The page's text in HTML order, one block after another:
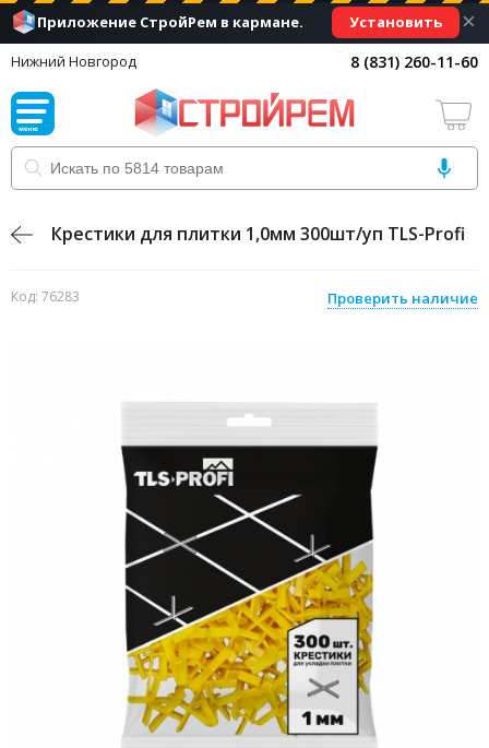
Приложение СтройРем в кармане. Установить ×
Нижний Новгород 8 (831) 260-11-60
Крестики для плитки 1,0мм 300шт/уп TLS-Profi
Код: 76283 Проверить наличие